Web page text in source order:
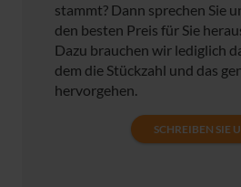
stammt? Dann sprechen Sie
den besten Preis für Sie
Dazu brauchen wir lediglich
dem die Stückzahl und das
hervorgehen.
SCHREIBEN SIE